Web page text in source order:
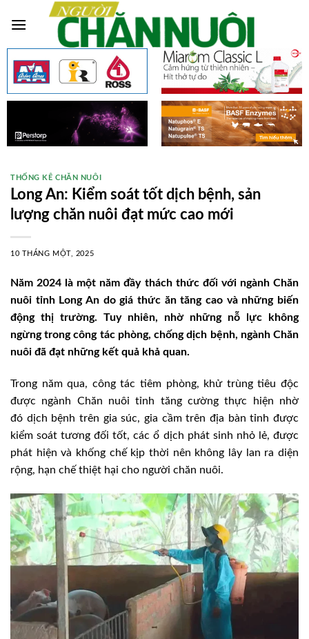
THỐNG KÊ CHĂN NUÔI
Long An: Kiểm soát tốt dịch bệnh, sản
lượng chăn nuôi đạt mức cao mới
10 THÁNG MỘT, 2025
Năm 2024 là một năm đầy thách thức đối với ngành Chăn
nuôi tỉnh Long An do giá thức ăn tăng cao và những biến
động thị trường. Tuy nhiên, nhờ những nỗ lực không
ngừng trong công tác phòng, chống dịch bệnh, ngành Chăn
nuôi đã đạt những kết quả khả quan.
Trong năm qua, công tác tiêm phòng, khử trùng tiêu độc
được ngành Chăn nuôi tỉnh tăng cường thực hiện nhờ
đó dịch bệnh trên gia súc, gia cầm trên địa bàn tỉnh được
kiểm soát tương đối tốt, các ổ dịch phát sinh nhỏ lẻ, được
phát hiện và khống chế kịp thời nên không lây lan ra diện
rộng, hạn chế thiệt hại cho người chăn nuôi.